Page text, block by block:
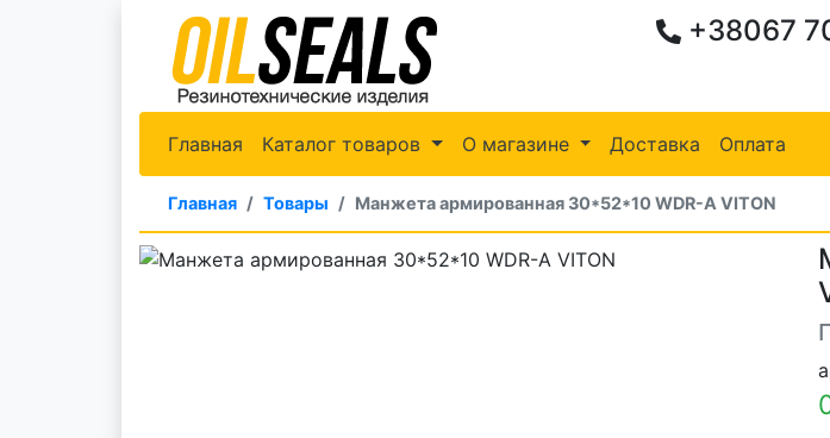
+38067
Главная Каталог товаров О магазине Доставка Оплата
Главная Товары Манжета армированная 30*52*10 WDR-A VITON